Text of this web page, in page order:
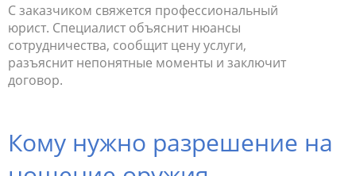
С заказчиком свяжется профессиональный
юрист. Специалист объяснит нюансы
сотрудничества, сообщит цену услуги,
разъяснит непонятные моменты и заключит
договор.
Кому нужно разрешение на